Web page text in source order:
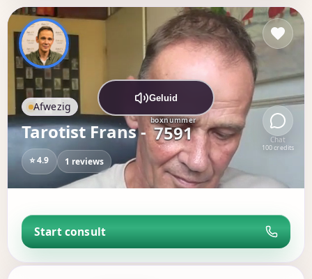
Geluid
Chat
100 credits
Afwezig
Tarotist Frans -boxnummer
7591
⭐ 4.9 1 reviews
Start consult